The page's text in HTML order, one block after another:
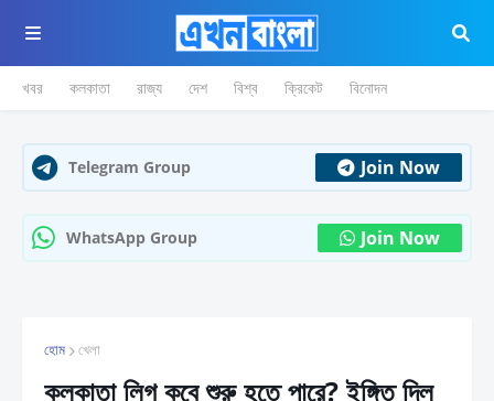
খবর কলকাতা রাজ্য দেশ বিশ্ব ক্রিকেট বিনোদন
Telegram Group Join Now
WhatsApp Group Join Now
হোম খেলা
কলকাতা লিগ কবে শুরু হতে পারে? ইঙ্গিত দিল